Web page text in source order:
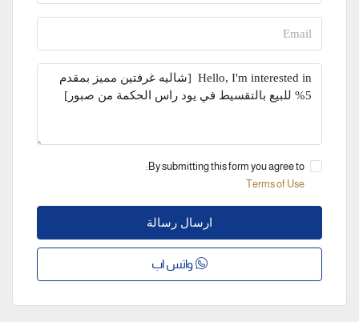
By submitting this form you agree to:
Terms of Use
ارسال رسالة
واتس اب